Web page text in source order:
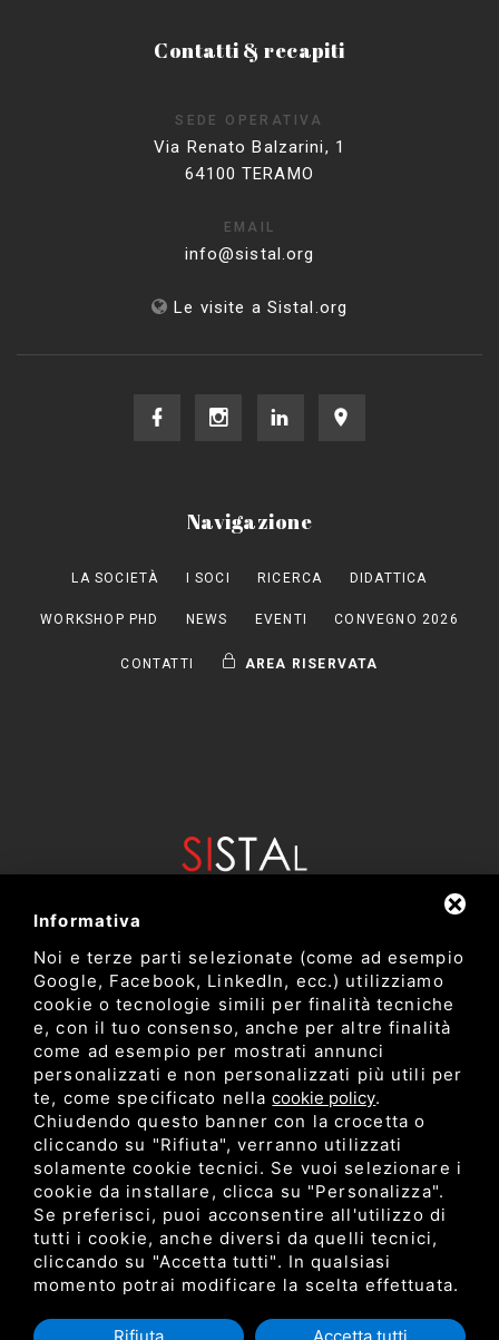
Contatti & recapiti
SEDE OPERATIVA
Via Renato Balzarini, 1
64100 TERAMO
EMAIL
info@sistal.org
Le visite a Sistal.org
Navigazione
LA SOCIETÀ I SOCI RICERCA DIDATTICA
WORKSHOP PHD NEWS EVENTI CONVEGNO 2026
CONTATTI AREA RISERVATA
Dipartimento di Bioscienze e Tecnologie Agro Alimentari e
Ambientali
Università degli Studi di Teramo
C.F. 80052650548 •Privacy•Sitemap • Questo sito è protetto
da Google reCAPTCHA v3,Privacy PolicyeTerms of Service
Google.
Informativa
Noi e terze parti selezionate (come ad esempio
Google, Facebook, LinkedIn, ecc.) utilizziamo
cookie o tecnologie simili per finalità tecniche
e, con il tuo consenso, anche per altre finalità
come ad esempio per mostrati annunci
personalizzati e non personalizzati più utili per
te, come specificato nellacookie policy.
Chiudendo questo banner con la crocetta o
cliccando su "Rifiuta", verranno utilizzati
solamente cookie tecnici. Se vuoi selezionare i
cookie da installare, clicca su "Personalizza".
Se preferisci, puoi acconsentire all'utilizzo di
tutti i cookie, anche diversi da quelli tecnici,
cliccando su "Accetta tutti". In qualsiasi
momento potrai modificare la scelta effettuata.